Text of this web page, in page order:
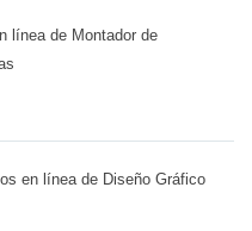
línea de Montador de
en línea de Diseño Gráfico